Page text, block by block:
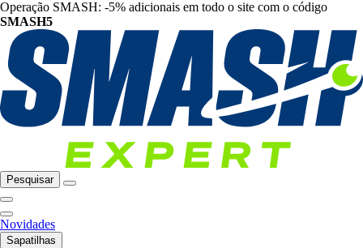
Operação SMASH: -5% adicionais em todo o site com o código
SMASH5
Pesquisar
Novidades
Sapatilhas